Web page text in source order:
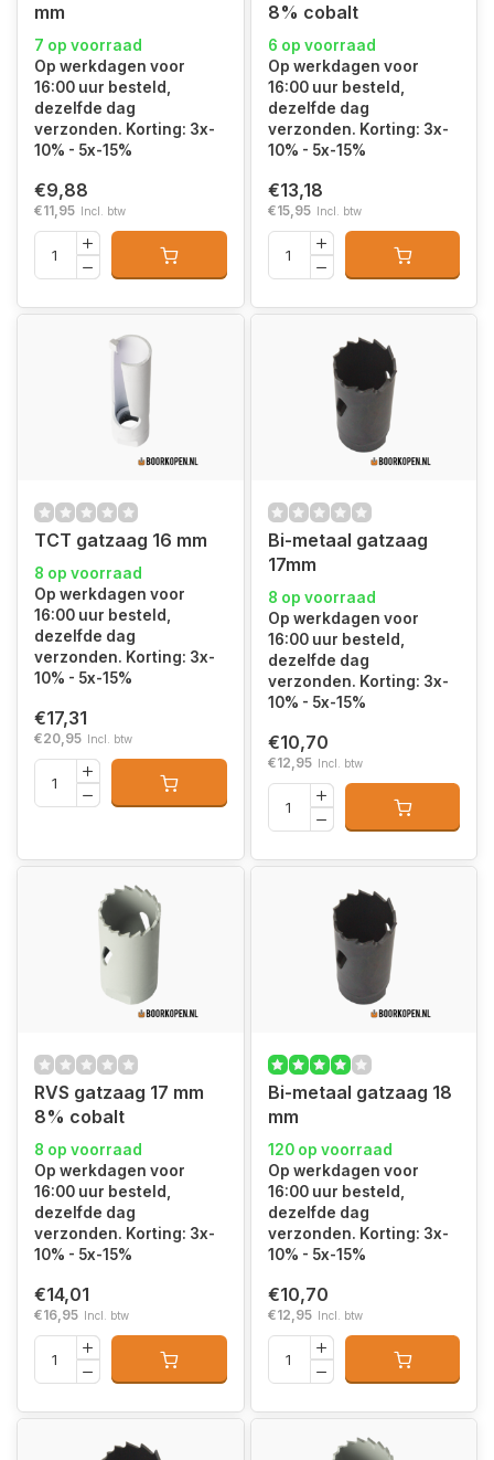
mm
7 op voorraad
Op werkdagen voor
16:00 uur besteld,
dezelfde dag
verzonden. Korting: 3x-
10% - 5x-15%
€9,88
€11,95 Incl. btw
8% cobalt
6 op voorraad
Op werkdagen voor
16:00 uur besteld,
dezelfde dag
verzonden. Korting: 3x-
10% - 5x-15%
€13,18
€15,95 Incl. btw
TCT gatzaag 16 mm
8 op voorraad
Op werkdagen voor
16:00 uur besteld,
dezelfde dag
verzonden. Korting: 3x-
10% - 5x-15%
€17,31
€20,95 Incl. btw
Bi-metaal gatzaag
17mm
8 op voorraad
Op werkdagen voor
16:00 uur besteld,
dezelfde dag
verzonden. Korting: 3x-
10% - 5x-15%
€10,70
€12,95 Incl. btw
RVS gatzaag 17 mm
8% cobalt
8 op voorraad
Op werkdagen voor
16:00 uur besteld,
dezelfde dag
verzonden. Korting: 3x-
10% - 5x-15%
€14,01
€16,95 Incl. btw
Bi-metaal gatzaag 18
mm
120 op voorraad
Op werkdagen voor
16:00 uur besteld,
dezelfde dag
verzonden. Korting: 3x-
10% - 5x-15%
€10,70
€12,95 Incl. btw